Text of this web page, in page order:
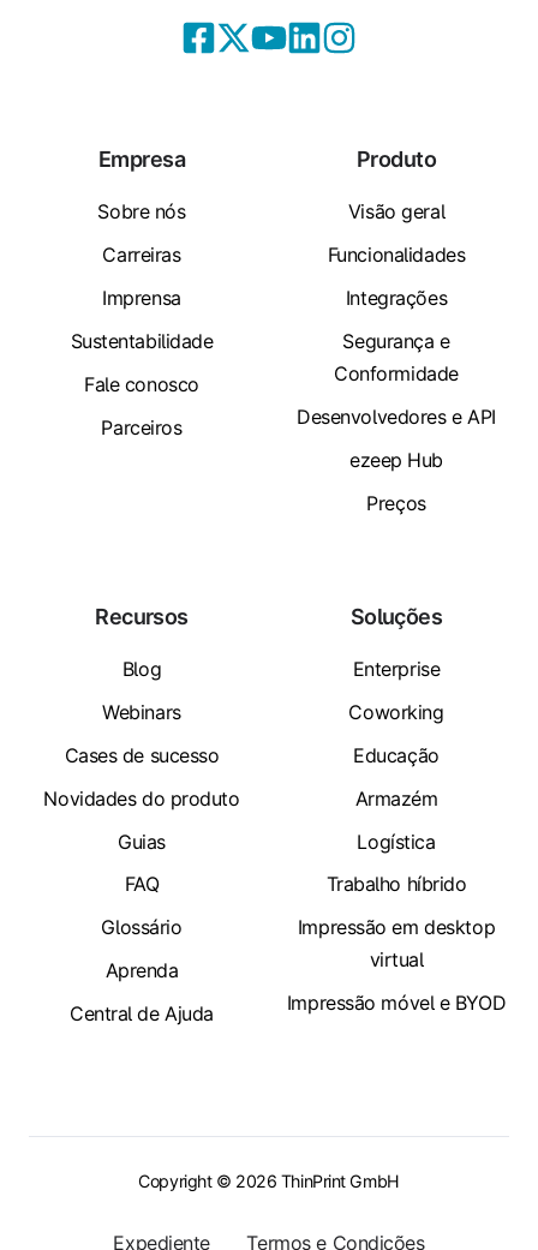
Empresa
Sobre nós
Carreiras
Imprensa
Sustentabilidade
Fale conosco
Parceiros
Produto
Visão geral
Funcionalidades
Integrações
Segurança e
Conformidade
Desenvolvedores e API
ezeep Hub
Preços
Recursos
Blog
Webinars
Cases de sucesso
Novidades do produto
Guias
FAQ
Glossário
Aprenda
Central de Ajuda
Soluções
Enterprise
Coworking
Educação
Armazém
Logística
Trabalho híbrido
Impressão em desktop
virtual
Impressão móvel e BYOD
Copyright © 2026 ThinPrint GmbH
Expediente Termos e Condições